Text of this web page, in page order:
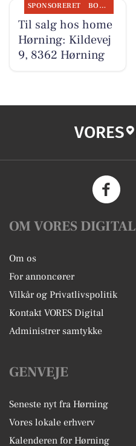
SPONSORERET BOLIGMARKED
Til salg hos home
Hørning: Kildevej
9, 8362 Hørning
VORES
OM VORES DIGITAL
Om os
For annoncører
Vilkår og Privatlivspolitik
Kontakt VORES Digital
Administrer samtykke
GENVEJE
Seneste nyt fra Hørning
Vores lokale erhverv
Kalenderen for Hørning